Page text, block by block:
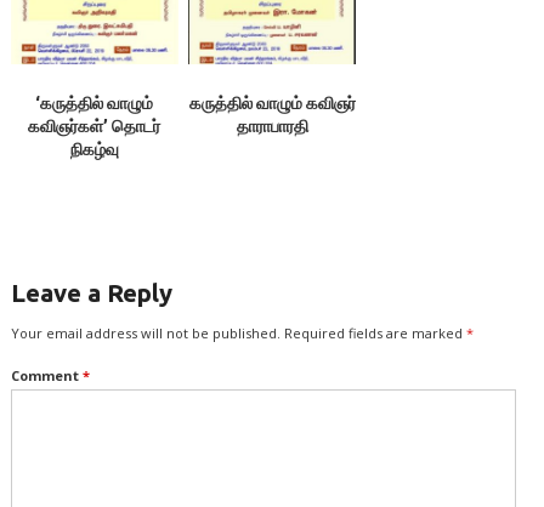
‘கருத்தில் வாழும்
கவிஞர்கள்’ தொடர்
நிகழ்வு
கருத்தில் வாழும் கவிஞர்
தாராபாரதி
Leave a Reply
Your email address will not be published. Required fields are marked *
Comment *